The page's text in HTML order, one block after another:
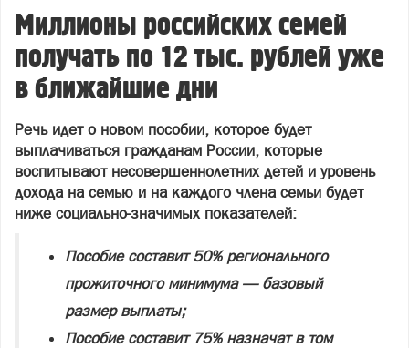
Миллионы российских семей
получать по 12 тыс. рублей уже
в ближайшие дни
Речь идет о новом пособии, которое будет
выплачиваться гражданам России, которые
воспитывают несовершеннолетних детей и уровень
дохода на семью и на каждого члена семьи будет
ниже социально-значимых показателей:
Пособие составит 50% регионального
прожиточного минимума — базовый
размер выплаты;
Пособие составит 75% назначат в том